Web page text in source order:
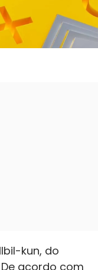
kun, do
acordo com